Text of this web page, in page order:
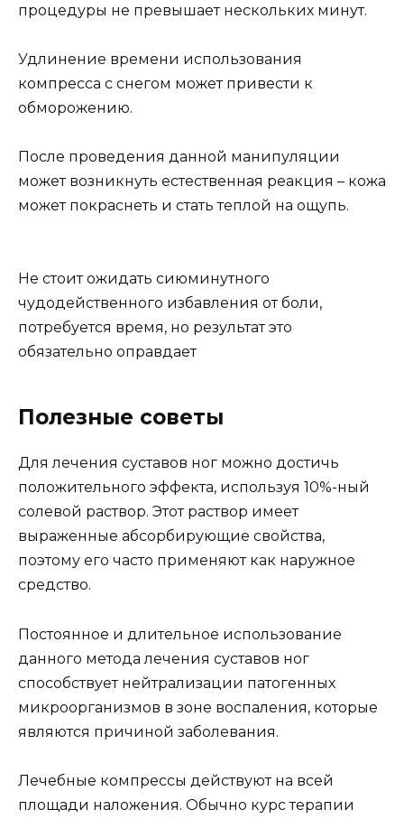
процедуры не превышает нескольких минут.
Удлинение времени использования
компресса с снегом может привести к
обморожению.
После проведения данной манипуляции
может возникнуть естественная реакция – кожа
может покраснеть и стать теплой на ощупь.
Не стоит ожидать сиюминутного
чудодейственного избавления от боли,
потребуется время, но результат это
обязательно оправдает
Полезные советы
Для лечения суставов ног можно достичь
положительного эффекта, используя 10%-ный
солевой раствор. Этот раствор имеет
выраженные абсорбирующие свойства,
поэтому его часто применяют как наружное
средство.
Постоянное и длительное использование
данного метода лечения суставов ног
способствует нейтрализации патогенных
микроорганизмов в зоне воспаления, которые
являются причиной заболевания.
Лечебные компрессы действуют на всей
площади наложения. Обычно курс терапии